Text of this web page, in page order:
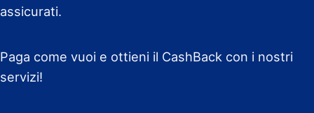
assicurati.
Paga come vuoi e ottieni il CashBack con i nostri
servizi!